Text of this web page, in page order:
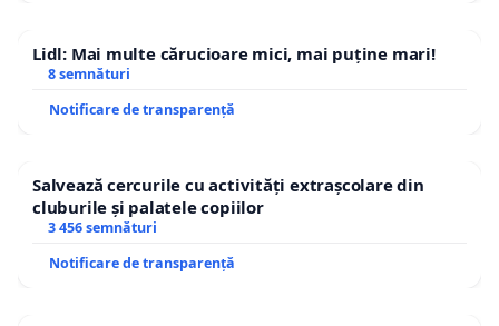
Lidl: Mai multe cărucioare mici, mai puține mari!
8 semnături
Notificare de transparență
Salvează cercurile cu activități extrașcolare din
cluburile și palatele copiilor
3 456 semnături
Notificare de transparență